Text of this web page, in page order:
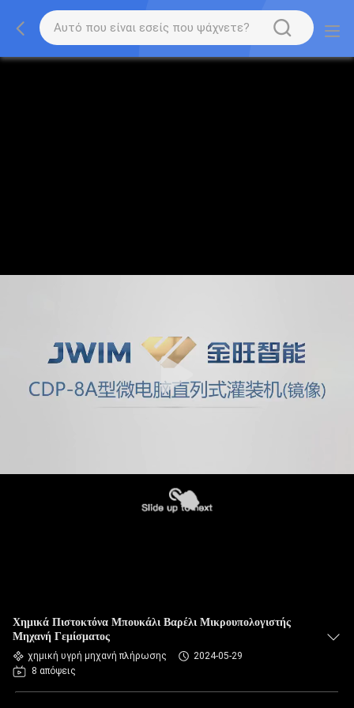
Χημικά Πιστοκτόνα Μπουκάλι Βαρέλι Μικρουπολογιστής
Μηχανή Γεμίσματος
χημική υγρή μηχανή πλήρωσης
2024-05-29
8 απόψεις